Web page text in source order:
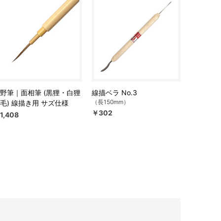
筆｜面相筆 (黒狸・白狸
) 線描き用 サズ仕様
線描ベラ No.3
（長150mm）
￥302